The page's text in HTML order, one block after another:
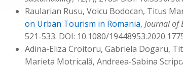
Raularian Rusu, Voicu Bodocan, Titus
on Urban Tourism in Romania, Journal of
521-533. DOI: 10.1080/
Adina-Eliza Croitoru, Gabriela Dogaru,
Marieta Motricală, Andreea-Sabina